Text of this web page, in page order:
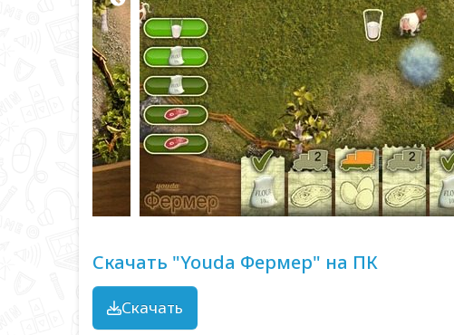
Скачать "Youda Фермер" на ПК
Скачать